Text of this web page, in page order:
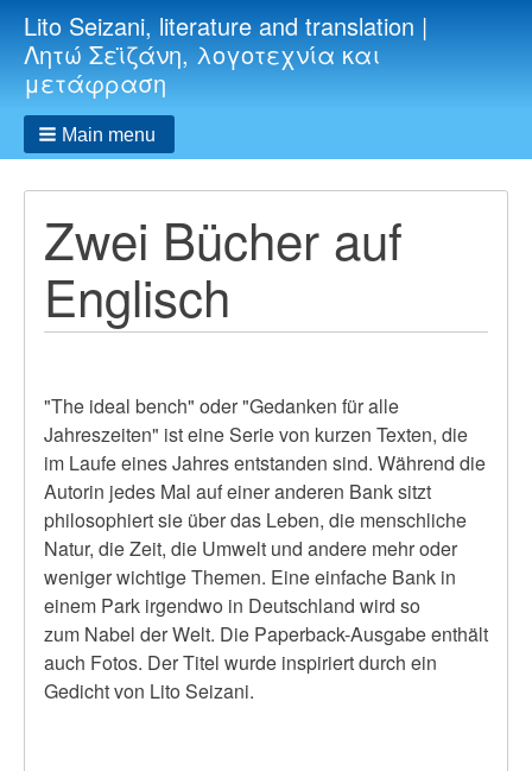
Lito Seizani, literature and translation |
Λητώ Σεϊζάνη, λογοτεχνία και
μετάφραση
Main menu
Zwei Bücher auf
Englisch
"The ideal bench" oder "Gedanken für alle
Jahreszeiten" ist eine Serie von kurzen Texten, die
im Laufe eines Jahresentstanden sind. Während die
Autorin jedes Mal auf einer anderen Bank sitzt
philosophiert sie über das Leben, die menschliche
Natur, die Zeit, die Umwelt und andere mehr oder
weniger wichtige Themen. Eine einfache Bank in
einem Park irgendwo in Deutschland wird so
zum Nabel der Welt. Die Paperback-Ausgabe enthält
auch Fotos. Der Titel wurde inspiriert durch ein
Gedicht von Lito Seizani.